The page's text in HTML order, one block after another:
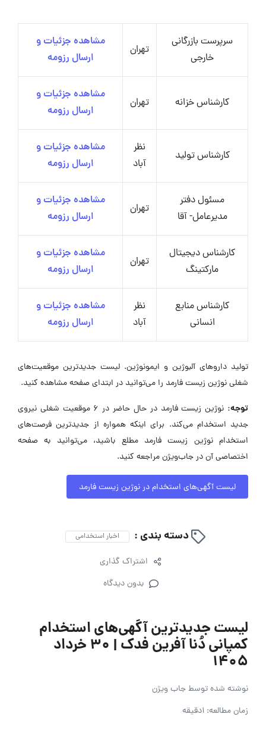
سرپرست بازرگانی
خارجی
تهران
مشاهده جزئیات و
ارسال رزومه
کارشناس خزانه تهران
مشاهده جزئیات و
ارسال رزومه
کارشناس تولید
نظر
آباد
مشاهده جزئیات و
ارسال رزومه
مسئول دفتر
مدیرعامل- آقا
تهران
مشاهده جزئیات و
ارسال رزومه
کارشناس دیجیتال
مارکتینگ
تهران
مشاهده جزئیات و
ارسال رزومه
کارشناس منابع
انسانی
نظر
آباد
مشاهده جزئیات و
ارسال رزومه
تولید داروهای آلبوژین و ایمونوژین. لیست جدیدترین موقعیت‌های
شغلی نوژین زیست فارمد را می‌توانید در ابتدای صفحه مشاهده کنید.
توجه:
نوژین زیست فارمد در حال حاضر در ۶ موقعیت شغلی نیروی
جدید استخدام می‌کند. برای اینکه همواره از جدیدترین فرصت‌های
استخدام نوژین زیست فارمد مطلع باشید، می‌توانید به صفحه
اختصاصی آن در جاب‌ویژن مراجعه کنید.
لیست آگهی‌های استخدام در نوژین زیست فارمد
دسته بندی : اخبار استخدامی
اشتراک گذاری
بدون دیدگاه
لیست جدیدترین آگهی‌های استخدام
کمپانی دُنا آفرین فدک | ۳۰ خرداد
۱۴۰۵
نوشته شده توسطجاب ویژن
زمان مطالعه: 1دقیقه